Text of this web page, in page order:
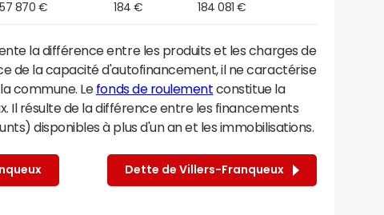
57 870 € 184 € 184 081 €
la différence entre les produits et les charges de
de la capacité d'autofinancement, il ne caractérise
commune. Le fonds de roulement constitue la
Il résulte de la différence entre les financements
disponibles à plus d'un an et les immobilisations.
Dette de Villers-Franqueux